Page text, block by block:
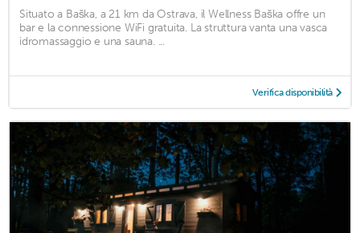
Situato a Baška, a 21 km da Ostrava, il Wellness Baška offre un
bar e la connessione WiFi gratuita. La struttura vanta una vasca
idromassaggio e una sauna. ...
Verifica disponibilità